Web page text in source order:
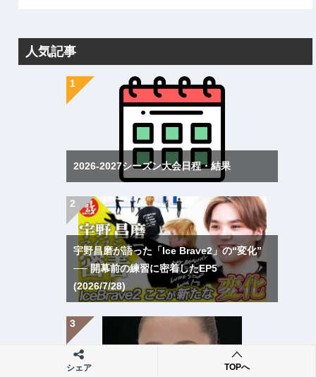
人気記事
2026-2027シーズン大会日程・結果
宇野昌磨が語った「Ice Brave2」の“変化”
── 開幕前の練習に密着したEP5
(2026/7/28)
シェア TOPへ